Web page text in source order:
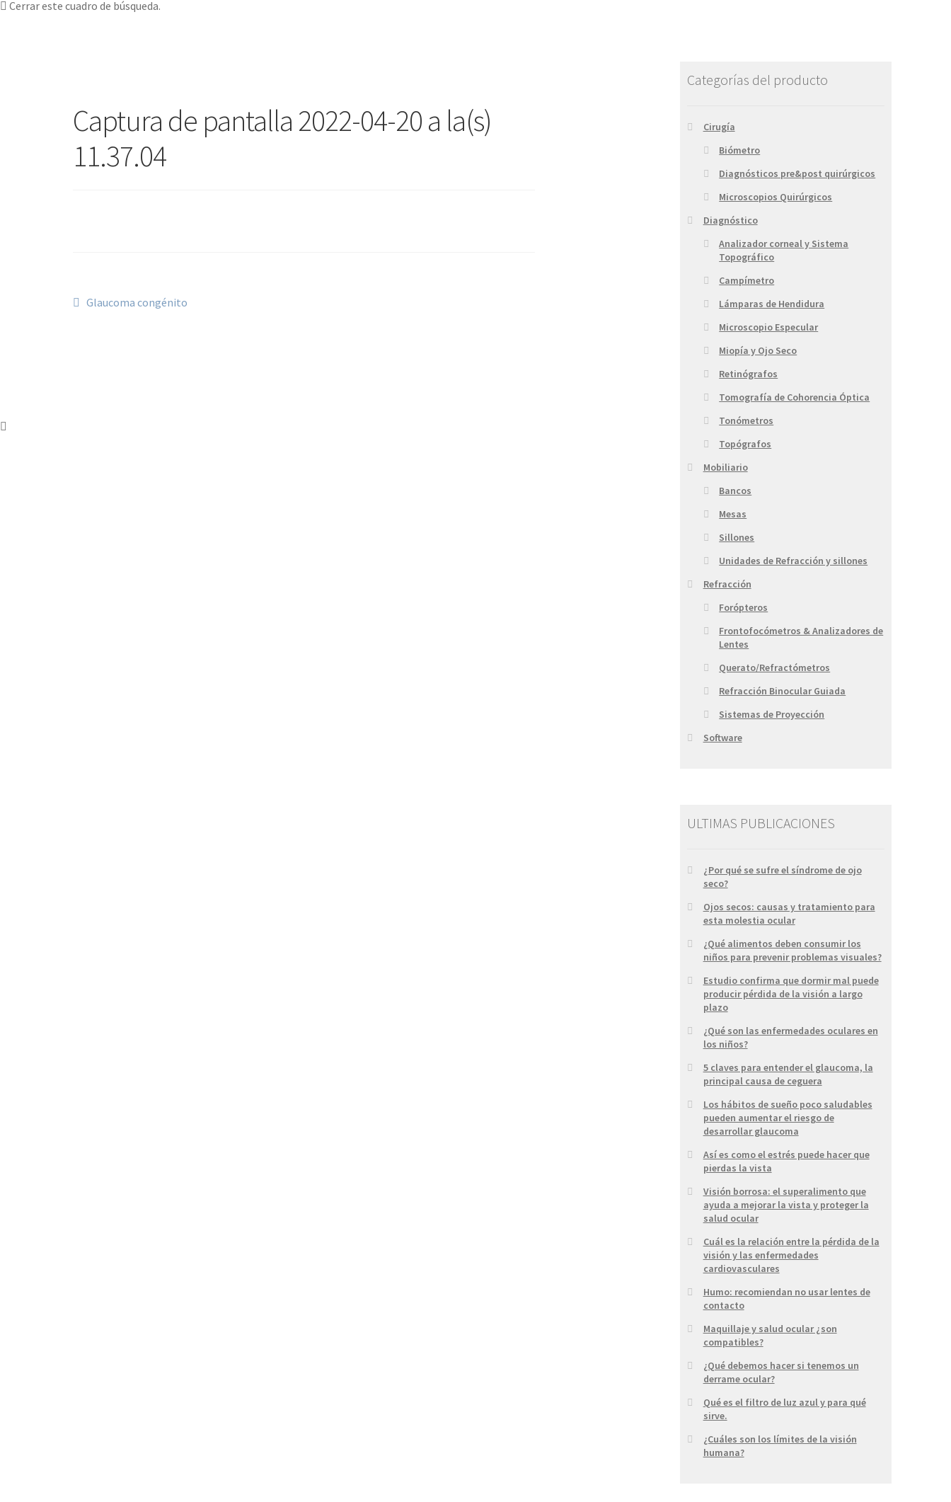
Cerrar este cuadro de búsqueda.
Captura de pantalla 2022-04-20 a la(s)
11.37.04
Navegación
Anterior:
Glaucoma congénito
Categorías del producto
Cirugía
Biómetro
Diagnósticos pre&post quirúrgicos
Microscopios Quirúrgicos
Diagnóstico
Analizador corneal y Sistema
Topográfico
Campímetro
Lámparas de Hendidura
Microscopio Especular
Miopía y Ojo Seco
Retinógrafos
Tomografía de Cohorencia Óptica
Tonómetros
Topógrafos
Mobiliario
Bancos
Mesas
Sillones
Unidades de Refracción y sillones
Refracción
Forópteros
Frontofocómetros & Analizadores de
Lentes
Querato/Refractómetros
Refracción Binocular Guiada
Sistemas de Proyección
Software
ULTIMAS PUBLICACIONES
¿Por qué se sufre el síndrome de ojo
seco?
Ojos secos: causas y tratamiento para
esta molestia ocular
¿Qué alimentos deben consumir los
niños para prevenir problemas visuales?
Estudio confirma que dormir mal puede
producir pérdida de la visión a largo
plazo
¿Qué son las enfermedades oculares en
los niños?
5 claves para entender el glaucoma, la
principal causa de ceguera
Los hábitos de sueño poco saludables
pueden aumentar el riesgo de
desarrollar glaucoma
Así es como el estrés puede hacer que
pierdas la vista
Visión borrosa: el superalimento que
ayuda a mejorar la vista y proteger la
salud ocular
Cuál es la relación entre la pérdida de la
visión y las enfermedades
cardiovasculares
Humo: recomiendan no usar lentes de
contacto
Maquillaje y salud ocular ¿son
compatibles?
¿Qué debemos hacer si tenemos un
derrame ocular?
Qué es el filtro de luz azul y para qué
sirve.
¿Cuáles son los límites de la visión
humana?